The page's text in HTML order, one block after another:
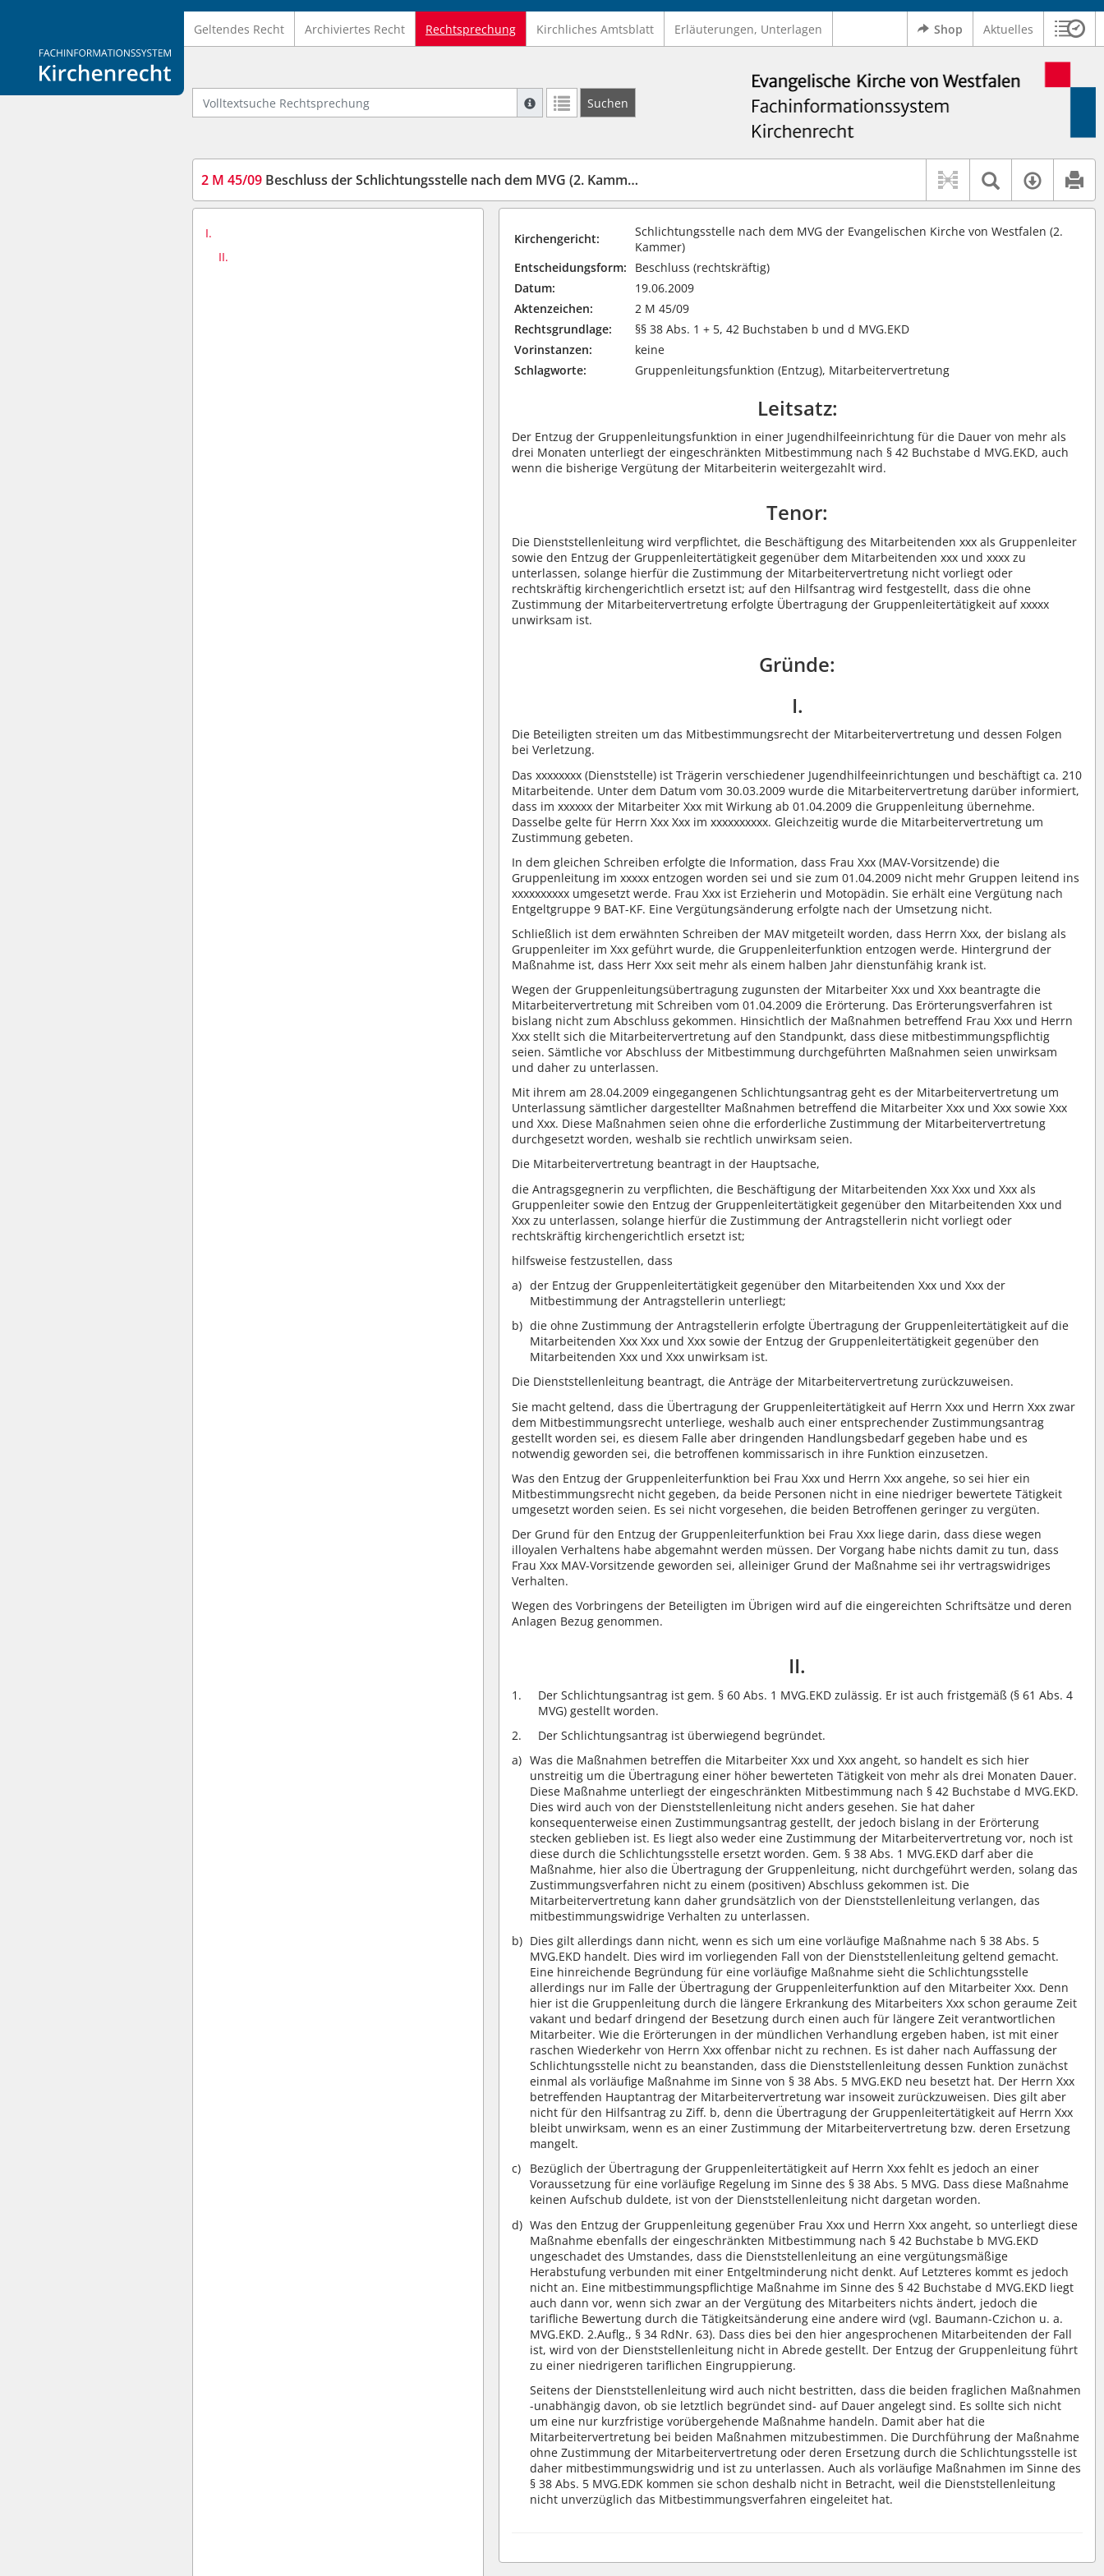
Logo Fachinformationssystem Kirchenrecht
Geltendes Recht Archiviertes Recht Rechtsprechung Kirchliches Amtsblatt Erläuterungen, Unterlagen Shop Aktuelles
Volltextsuche Rechtsprechung
Suche mit Platzhalter "*", Bsp. Pfarrer*, findet auch: "Pfarrerinitiative" oder "Pfarrerausschuss".
Weitere Suchoperatoren finden Sie in unserer Hilfe.
Suchen
2 M 45/09 Beschluss der Schlichtungsstelle nach dem MVG (2. Kammer) vom 19.06.2009 Textsuche
I.
II.
Kirchengericht:
Schlichtungsstelle nach dem MVG der Evangelischen Kirche von Westfalen (2.
Kammer)
Entscheidungsform:
Beschluss (rechtskräftig)
Datum:
19.06.2009
Aktenzeichen:
2 M 45/09
Rechtsgrundlage:
§§ 38 Abs. 1 + 5, 42 Buchstaben b und d MVG.EKD
Vorinstanzen:
keine
Schlagworte:
Gruppenleitungsfunktion (Entzug), Mitarbeitervertretung
Leitsatz:
Der Entzug der Gruppenleitungsfunktion in einer Jugendhilfeeinrichtung für die Dauer von mehr als
drei Monaten unterliegt der eingeschränkten Mitbestimmung nach § 42 Buchstabe d MVG.EKD, auch
wenn die bisherige Vergütung der Mitarbeiterin weitergezahlt wird.
Tenor:
Die Dienststellenleitung wird verpflichtet, die Beschäftigung des Mitarbeitenden xxx als Gruppenleiter
sowie den Entzug der Gruppenleitertätigkeit gegenüber dem Mitarbeitenden xxx und xxxx zu
unterlassen, solange hierfür die Zustimmung der Mitarbeitervertretung nicht vorliegt oder
rechtskräftig kirchengerichtlich ersetzt ist; auf den Hilfsantrag wird festgestellt, dass die ohne
Zustimmung der Mitarbeitervertretung erfolgte Übertragung der Gruppenleitertätigkeit auf xxxxx
unwirksam ist.
Gründe:
I.
Die Beteiligten streiten um das Mitbestimmungsrecht der Mitarbeitervertretung und dessen Folgen
bei Verletzung.
Das xxxxxxxx (Dienststelle) ist Trägerin verschiedener Jugendhilfeeinrichtungen und beschäftigt ca. 210
Mitarbeitende. Unter dem Datum vom 30.03.2009 wurde die Mitarbeitervertretung darüber informiert,
dass im xxxxxx der Mitarbeiter Xxx mit Wirkung ab 01.04.2009 die Gruppenleitung übernehme.
Dasselbe gelte für Herrn Xxx Xxx im xxxxxxxxxx. Gleichzeitig wurde die Mitarbeitervertretung um
Zustimmung gebeten.
In dem gleichen Schreiben erfolgte die Information, dass Frau Xxx (MAV-Vorsitzende) die
Gruppenleitung im xxxxx entzogen worden sei und sie zum 01.04.2009 nicht mehr Gruppen leitend ins
xxxxxxxxxx umgesetzt werde. Frau Xxx ist Erzieherin und Motopädin. Sie erhält eine Vergütung nach
Entgeltgruppe 9 BAT-KF. Eine Vergütungsänderung erfolgte nach der Umsetzung nicht.
Schließlich ist dem erwähnten Schreiben der MAV mitgeteilt worden, dass Herrn Xxx, der bislang als
Gruppenleiter im Xxx geführt wurde, die Gruppenleiterfunktion entzogen werde. Hintergrund der
Maßnahme ist, dass Herr Xxx seit mehr als einem halben Jahr dienstunfähig krank ist.
Wegen der Gruppenleitungsübertragung zugunsten der Mitarbeiter Xxx und Xxx beantragte die
Mitarbeitervertretung mit Schreiben vom 01.04.2009 die Erörterung. Das Erörterungsverfahren ist
bislang nicht zum Abschluss gekommen. Hinsichtlich der Maßnahmen betreffend Frau Xxx und Herrn
Xxx stellt sich die Mitarbeitervertretung auf den Standpunkt, dass diese mitbestimmungspflichtig
seien. Sämtliche vor Abschluss der Mitbestimmung durchgeführten Maßnahmen seien unwirksam
und daher zu unterlassen.
Mit ihrem am 28.04.2009 eingegangenen Schlichtungsantrag geht es der Mitarbeitervertretung um
Unterlassung sämtlicher dargestellter Maßnahmen betreffend die Mitarbeiter Xxx und Xxx sowie Xxx
und Xxx. Diese Maßnahmen seien ohne die erforderliche Zustimmung der Mitarbeitervertretung
durchgesetzt worden, weshalb sie rechtlich unwirksam seien.
Die Mitarbeitervertretung beantragt in der Hauptsache,
die Antragsgegnerin zu verpflichten, die Beschäftigung der Mitarbeitenden Xxx Xxx und Xxx als
Gruppenleiter sowie den Entzug der Gruppenleitertätigkeit gegenüber den Mitarbeitenden Xxx und
Xxx zu unterlassen, solange hierfür die Zustimmung der Antragstellerin nicht vorliegt oder
rechtskräftig kirchengerichtlich ersetzt ist;
hilfsweise festzustellen, dass
der Entzug der Gruppenleitertätigkeit gegenüber den Mitarbeitenden Xxx und Xxx der
Mitbestimmung der Antragstellerin unterliegt;
die ohne Zustimmung der Antragstellerin erfolgte Übertragung der Gruppenleitertätigkeit auf die
Mitarbeitenden Xxx Xxx und Xxx sowie der Entzug der Gruppenleitertätigkeit gegenüber den
Mitarbeitenden Xxx und Xxx unwirksam ist.
Die Dienststellenleitung beantragt, die Anträge der Mitarbeitervertretung zurückzuweisen.
Sie macht geltend, dass die Übertragung der Gruppenleitertätigkeit auf Herrn Xxx und Herrn Xxx zwar
dem Mitbestimmungsrecht unterliege, weshalb auch einer entsprechender Zustimmungsantrag
gestellt worden sei, es diesem Falle aber dringenden Handlungsbedarf gegeben habe und es
notwendig geworden sei, die betroffenen kommissarisch in ihre Funktion einzusetzen.
Was den Entzug der Gruppenleiterfunktion bei Frau Xxx und Herrn Xxx angehe, so sei hier ein
Mitbestimmungsrecht nicht gegeben, da beide Personen nicht in eine niedriger bewertete Tätigkeit
umgesetzt worden seien. Es sei nicht vorgesehen, die beiden Betroffenen geringer zu vergüten.
Der Grund für den Entzug der Gruppenleiterfunktion bei Frau Xxx liege darin, dass diese wegen
illoyalen Verhaltens habe abgemahnt werden müssen. Der Vorgang habe nichts damit zu tun, dass
Frau Xxx MAV-Vorsitzende geworden sei, alleiniger Grund der Maßnahme sei ihr vertragswidriges
Verhalten.
Wegen des Vorbringens der Beteiligten im Übrigen wird auf die eingereichten Schriftsätze und deren
Anlagen Bezug genommen.
II.
Der Schlichtungsantrag ist gem. § 60 Abs. 1 MVG.EKD zulässig. Er ist auch fristgemäß (§ 61 Abs. 4
MVG) gestellt worden.
Der Schlichtungsantrag ist überwiegend begründet.
Was die Maßnahmen betreffen die Mitarbeiter Xxx und Xxx angeht, so handelt es sich hier
unstreitig um die Übertragung einer höher bewerteten Tätigkeit von mehr als drei Monaten Dauer.
Diese Maßnahme unterliegt der eingeschränkten Mitbestimmung nach § 42 Buchstabe d MVG.EKD.
Dies wird auch von der Dienststellenleitung nicht anders gesehen. Sie hat daher
konsequenterweise einen Zustimmungsantrag gestellt, der jedoch bislang in der Erörterung
stecken geblieben ist. Es liegt also weder eine Zustimmung der Mitarbeitervertretung vor, noch ist
diese durch die Schlichtungsstelle ersetzt worden. Gem. § 38 Abs. 1 MVG.EKD darf aber die
Maßnahme, hier also die Übertragung der Gruppenleitung, nicht durchgeführt werden, solang das
Zustimmungsverfahren nicht zu einem (positiven) Abschluss gekommen ist. Die
Mitarbeitervertretung kann daher grundsätzlich von der Dienststellenleitung verlangen, das
mitbestimmungswidrige Verhalten zu unterlassen.
Dies gilt allerdings dann nicht, wenn es sich um eine vorläufige Maßnahme nach § 38 Abs. 5
MVG.EKD handelt. Dies wird im vorliegenden Fall von der Dienststellenleitung geltend gemacht.
Eine hinreichende Begründung für eine vorläufige Maßnahme sieht die Schlichtungsstelle
allerdings nur im Falle der Übertragung der Gruppenleiterfunktion auf den Mitarbeiter Xxx. Denn
hier ist die Gruppenleitung durch die längere Erkrankung des Mitarbeiters Xxx schon geraume Zeit
vakant und bedarf dringend der Besetzung durch einen auch für längere Zeit verantwortlichen
Mitarbeiter. Wie die Erörterungen in der mündlichen Verhandlung ergeben haben, ist mit einer
raschen Wiederkehr von Herrn Xxx offenbar nicht zu rechnen. Es ist daher nach Auffassung der
Schlichtungsstelle nicht zu beanstanden, dass die Dienststellenleitung dessen Funktion zunächst
einmal als vorläufige Maßnahme im Sinne von § 38 Abs. 5 MVG.EKD neu besetzt hat. Der Herrn Xxx
betreffenden Hauptantrag der Mitarbeitervertretung war insoweit zurückzuweisen. Dies gilt aber
nicht für den Hilfsantrag zu Ziff. b, denn die Übertragung der Gruppenleitertätigkeit auf Herrn Xxx
bleibt unwirksam, wenn es an einer Zustimmung der Mitarbeitervertretung bzw. deren Ersetzung
mangelt.
Bezüglich der Übertragung der Gruppenleitertätigkeit auf Herrn Xxx fehlt es jedoch an einer
Voraussetzung für eine vorläufige Regelung im Sinne des § 38 Abs. 5 MVG. Dass diese Maßnahme
keinen Aufschub duldete, ist von der Dienststellenleitung nicht dargetan worden.
Was den Entzug der Gruppenleitung gegenüber Frau Xxx und Herrn Xxx angeht, so unterliegt diese
Maßnahme ebenfalls der eingeschränkten Mitbestimmung nach § 42 Buchstabe b MVG.EKD
ungeschadet des Umstandes, dass die Dienststellenleitung an eine vergütungsmäßige
Herabstufung verbunden mit einer Entgeltminderung nicht denkt. Auf Letzteres kommt es jedoch
nicht an. Eine mitbestimmungspflichtige Maßnahme im Sinne des § 42 Buchstabe d MVG.EKD liegt
auch dann vor, wenn sich zwar an der Vergütung des Mitarbeiters nichts ändert, jedoch die
tarifliche Bewertung durch die Tätigkeitsänderung eine andere wird (vgl. Baumann-Czichon u. a.
MVG.EKD. 2.Auflg., § 34 RdNr. 63). Dass dies bei den hier angesprochenen Mitarbeitenden der Fall
ist, wird von der Dienststellenleitung nicht in Abrede gestellt. Der Entzug der Gruppenleitung führt
zu einer niedrigeren tariflichen Eingruppierung.
Seitens der Dienststellenleitung wird auch nicht bestritten, dass die beiden fraglichen Maßnahmen
-unabhängig davon, ob sie letztlich begründet sind- auf Dauer angelegt sind. Es sollte sich nicht
um eine nur kurzfristige vorübergehende Maßnahme handeln. Damit aber hat die
Mitarbeitervertretung bei beiden Maßnahmen mitzubestimmen. Die Durchführung der Maßnahme
ohne Zustimmung der Mitarbeitervertretung oder deren Ersetzung durch die Schlichtungsstelle ist
daher mitbestimmungswidrig und ist zu unterlassen. Auch als vorläufige Maßnahmen im Sinne des
§ 38 Abs. 5 MVG.EDK kommen sie schon deshalb nicht in Betracht, weil die Dienststellenleitung
nicht unverzüglich das Mitbestimmungsverfahren eingeleitet hat.